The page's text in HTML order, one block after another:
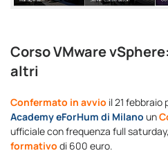
Corso VMware
altri
Confermato in avvio il 21 febbraio
Academy eForHum di Milano un
ufficiale con frequenza full
formativo di 600 euro.